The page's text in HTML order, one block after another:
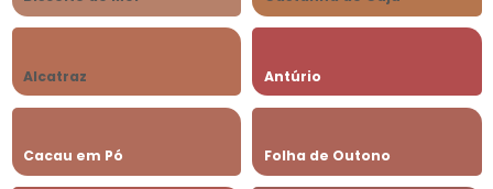
Alcatraz Antúrio
Cacau em Pó Folha de Outono